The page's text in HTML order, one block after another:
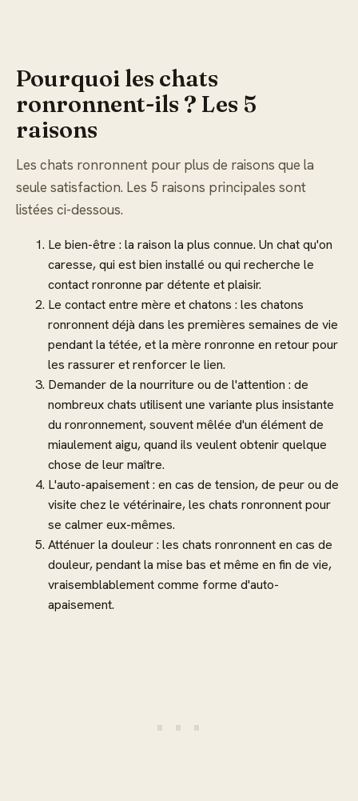
Pourquoi les chats
ronronnent-ils ? Les 5
raisons
Les chats ronronnent pour plus de raisons que la
seule satisfaction. Les 5 raisons principales sont
listées ci-dessous.
Le bien-être : la raison la plus connue. Un chat qu'on
caresse, qui est bien installé ou qui recherche le
contact ronronne par détente et plaisir.
Le contact entre mère et chatons : les chatons
ronronnent déjà dans les premières semaines de vie
pendant la tétée, et la mère ronronne en retour pour
les rassurer et renforcer le lien.
Demander de la nourriture ou de l'attention : de
nombreux chats utilisent une variante plus insistante
du ronronnement, souvent mêlée d'un élément de
miaulement aigu, quand ils veulent obtenir quelque
chose de leur maître.
L'auto-apaisement : en cas de tension, de peur ou de
visite chez le vétérinaire, les chats ronronnent pour
se calmer eux-mêmes.
Atténuer la douleur : les chats ronronnent en cas de
douleur, pendant la mise bas et même en fin de vie,
vraisemblablement comme forme d'auto-
apaisement.